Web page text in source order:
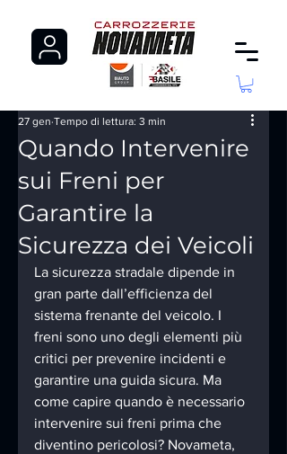
Quando Intervenire
sui Freni per
Garantire la
Sicurezza dei Veicoli
27 gen Tempo di lettura: 3 min
La sicurezza stradale dipende in
gran parte dall’efficienza del
sistema frenante del veicolo. I
freni sono uno degli elementi più
critici per prevenire incidenti e
garantire una guida sicura. Ma
come capire quando è necessario
intervenire sui freni prima che
diventino pericolosi? Novameta,